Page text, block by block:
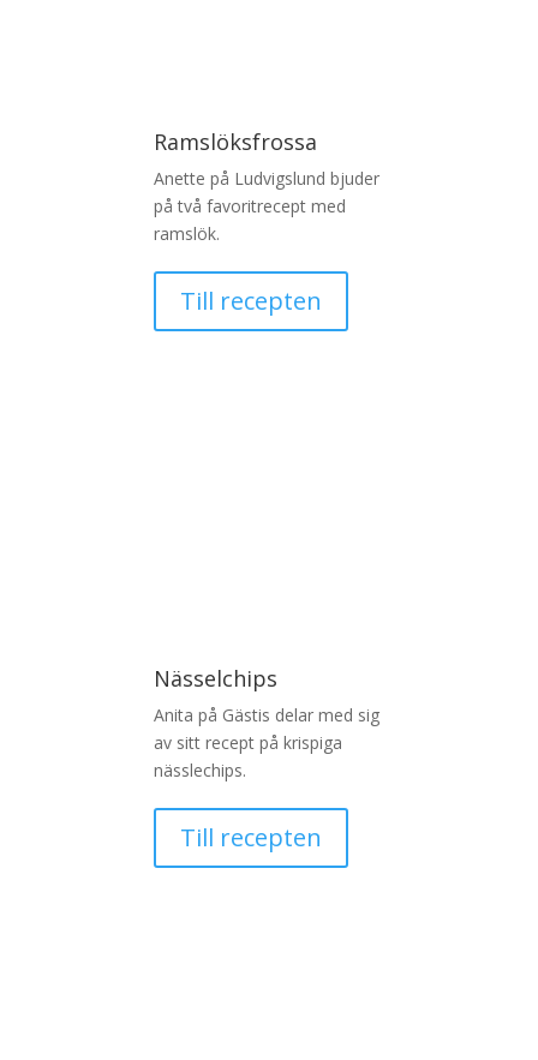
Ramslöksfrossa
Anette på Ludvigslund bjuder
på två favoritrecept med
ramslök.
Till recepten
Nässelchips
Anita på Gästis delar med sig
av sitt recept på krispiga
nässlechips.
Till recepten